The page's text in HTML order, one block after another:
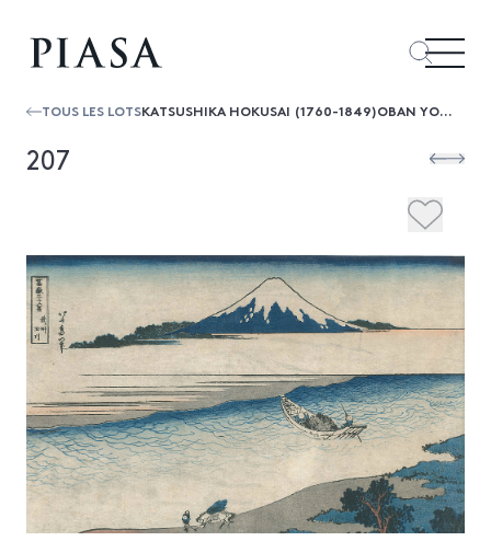
TOUS LES LOTS KATSUSHIKA HOKUSAI (1760-1849)OBAN YOKO-E DE LA SÉRIE "RYUKYU HAKKEI", LES
207